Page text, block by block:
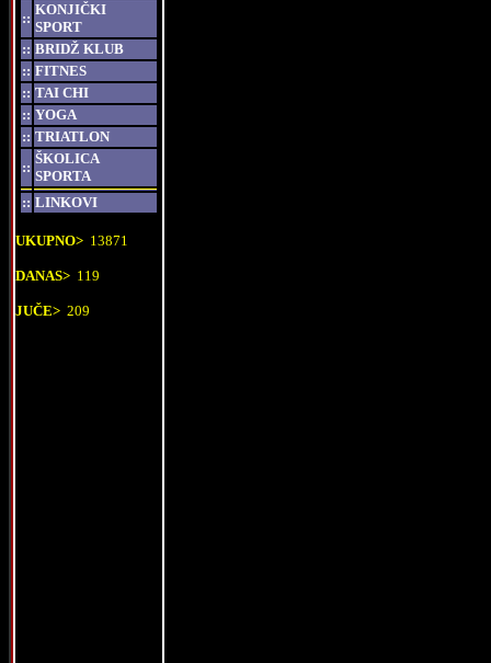
::
KONJIČKI
SPORT
:: BRIDŽ KLUB
:: FITNES
:: TAI CHI
:: YOGA
:: TRIATLON
::
ŠKOLICA
SPORTA
:: LINKOVI
UKUPNO> 13871
DANAS> 119
JUČE> 209